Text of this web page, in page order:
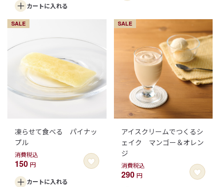
カートに入れる
SALE
凍らせて食べる パイナッ
プル
消費税込
150 円
カートに入れる
SALE
アイスクリームでつくるシ
ェイク マンゴー＆オレン
ジ
消費税込
290 円